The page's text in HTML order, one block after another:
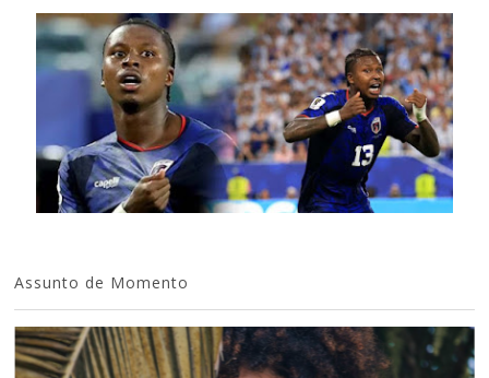
Assunto de Momento